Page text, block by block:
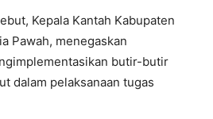
Kepala Kantah Kabupaten
Pawah, menegaskan
butir-butir
dalam pelaksanaan tugas